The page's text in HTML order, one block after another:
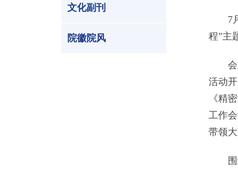
文化副刊
院徽院风
7月
程”主
会上
活动
《精
工作
带领
围绕